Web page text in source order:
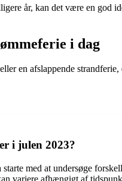
år, kan det være en god
i dag
en afslappende
i julen 2023?
med at undersøge
variere afhængigt af